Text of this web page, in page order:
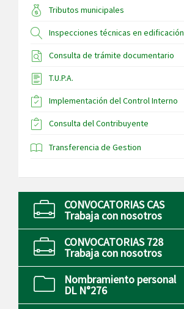
Tributos municipales
Inspecciones técnicas en edificación
Consulta de trámite documentario
T.U.P.A.
Implementación del Control Interno
Consulta del Contribuyente
Transferencia de Gestion
CONVOCATORIAS CAS
Trabaja con nosotros
CONVOCATORIAS 728
Trabaja con nosotros
Nombramiento personal
DL N°276